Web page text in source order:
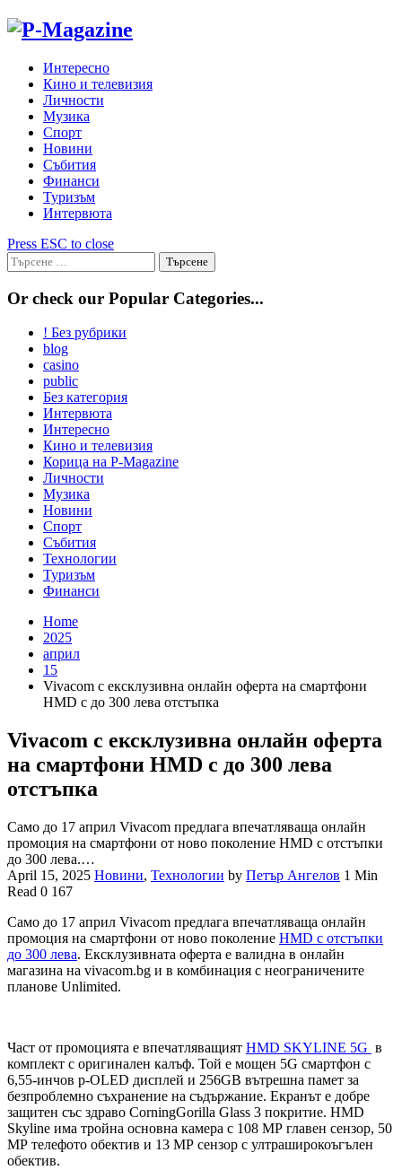
Skip
Интересно
Кино и телевизия
Личности
Музика
Спорт
Новини
Събития
Финанси
Туризъм
Интервюта
Press ESC to close
Търсене
за:
Or check our Popular Categories...
! Без рубрики
blog
casino
public
Без категория
Интервюта
Интересно
Кино и телевизия
Корица на P-Magazine
Личности
Музика
Новини
Спорт
Събития
Технологии
Туризъм
Финанси
Home
2025
април
15
Vivacom с ексклузивна онлайн оферта на смартфони
HMD с до 300 лева отстъпка
Vivacom с ексклузивна онлайн оферта
на смартфони HMD с до 300 лева
отстъпка
Само до 17 април Vivacom предлага впечатляваща онлайн
промоция на смартфони от ново поколение HMD с отстъпки
до 300 лева.…
April 15, 2025 Новини, Технологии by Петър Ангелов 1 Min
Read 0 167
Само до 17 април Vivacom предлага впечатляваща онлайн
промоция на смартфони от ново поколение HMD с отстъпки
до 300 лева. Ексклузивната оферта е валидна в онлайн
магазина на vivacom.bg и в комбинация с неограничените
планове Unlimited.
Част от промоцията е впечатляващият HMD SKYLINE 5G в
комплект с оригинален калъф. Той е мощен 5G смартфон с
6,55-инчов p-OLED дисплей и 256GB вътрешна памет за
безпроблемно съхранение на съдържание. Екранът е добре
защитен със здраво CorningGorilla Glass 3 покритие. HMD
Skyline има тройна основна камера с 108 МР главен сензор, 50
МР телефото обектив и 13 МР сензор с ултраширокоъгълен
обектив.